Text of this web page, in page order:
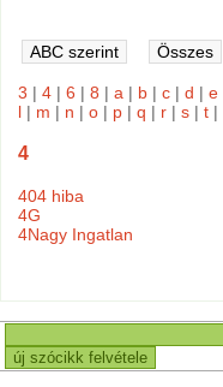
3 |4 |6 |8 |a | b |c |d |e
l | m | n |o | p |q | r |s |t |
4
404 hiba
4G
4Nagy Ingatlan